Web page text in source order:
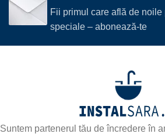
Fii primul care află de noile
speciale – abonează-te
Suntem partenerul tău de încredere în